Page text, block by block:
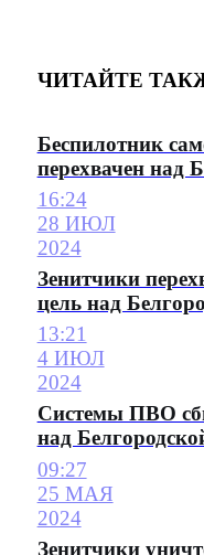
ЧИТАЙТЕ
Беспилотник
перехвачен над
16:24
28 ИЮЛ
2024
Зенитчики
цель над
13:21
4 ИЮЛ
2024
Системы ПВО
над
09:27
25 МАЯ
2024
Зенитчики